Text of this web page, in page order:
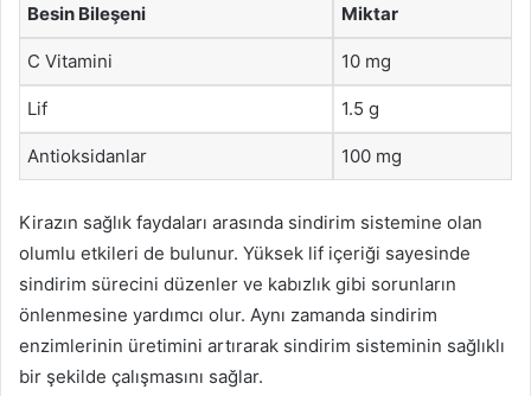
Besin Bileşeni Miktar
C Vitamini 10 mg
Lif 1.5 g
Antioksidanlar 100 mg
Kirazın sağlık faydaları arasında sindirim sistemine olan
olumlu etkileri de bulunur. Yüksek lif içeriği sayesinde
sindirim sürecini düzenler ve kabızlık gibi sorunların
önlenmesine yardımcı olur. Aynı zamanda sindirim
enzimlerinin üretimini artırarak sindirim sisteminin sağlıklı
bir şekilde çalışmasını sağlar.